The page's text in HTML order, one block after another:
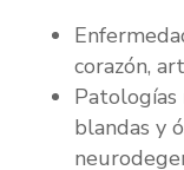
corazón,
Patologías
blandas y